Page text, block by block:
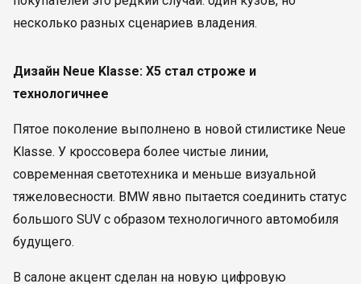
несколько разных сценариев владения.
Дизайн Neue Klasse: X5 стал строже и
технологичнее
Пятое поколение выполнено в новой стилистике Neue
Klasse. У кроссовера более чистые линии,
современная светотехника и меньше визуальной
тяжеловесности. BMW явно пытается соединить статус
большого SUV с образом технологичного автомобиля
будущего.
В салоне акцент сделан на новую цифровую